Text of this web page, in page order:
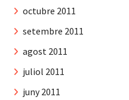
octubre 2011
setembre 2011
agost 2011
juliol 2011
juny 2011